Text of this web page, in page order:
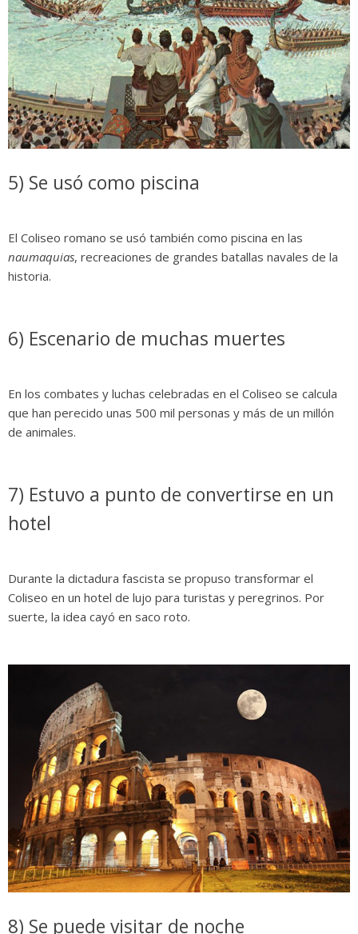
5) Se usó como piscina
El Coliseo romano se usó también como piscina en las
naumaquias, recreaciones de grandes batallas navales de la
historia.
6) Escenario de muchas muertes
En los combates y luchas celebradas en el Coliseo se calcula
que han perecido unas 500 mil personas y más de un millón
de animales.
7) Estuvo a punto de convertirse en un
hotel
Durante la dictadura fascista se propuso transformar el
Coliseo en un hotel de lujo para turistas y peregrinos. Por
suerte, la idea cayó en saco roto.
8) Se puede visitar de noche